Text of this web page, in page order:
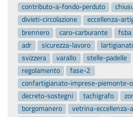
contributo-a-fondo-perduto
divieti-circolazione
eccellenza-
brennero
caro-carburante fsba
adr
sicurezza-lavoro
svizzera
varallo stelle-padelle
regolamento
fase-2
confartigianato-imprese-piemonte-
decreto-sostegni
tachigrafo
borgomanero
vetrina-eccellenza-